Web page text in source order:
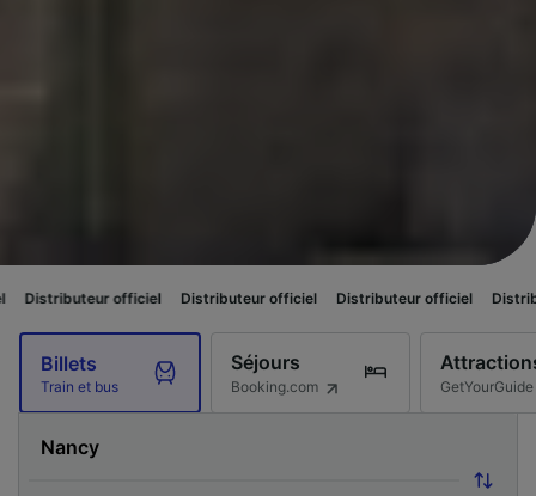
officiel Distributeur officiel Distributeur officiel Distributeur officiel
Billets
Train et bus
Séjours
Booking.com GetYourGuide